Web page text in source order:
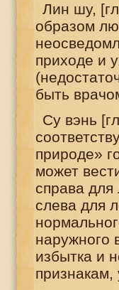
Лин шу,
образом
приходе и
быть
Су вэнь
природе»
может
справа для
слева для
наружного
избытка и